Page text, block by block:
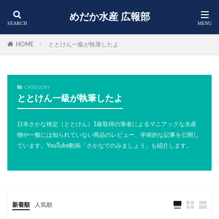
めだか水産 広報部
HOME ととけん一級が執筆したよ
CATEGORY
ととけん一級が執筆したよ
日本さかな検定（ととけん）1級取得の筆者によるマニアックな水産
物や一般には知られていない商品のレビュー、学術的な記事を公開し
ています。YouTube動画「さかなでのみましょう」も紹介します。
新着順 人気順